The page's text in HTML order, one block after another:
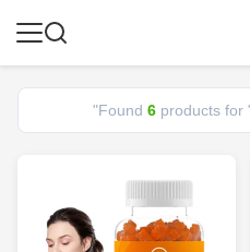
Found 6 products for
"